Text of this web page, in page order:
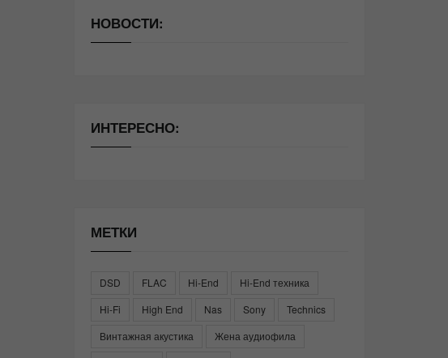
НОВОСТИ:
ИНТЕРЕСНО:
МЕТКИ
DSD FLAC Hi-End
Hi-End техника
Hi-Fi
High End Nas Sony
Technics
Винтажная акустика
Жена аудиофила